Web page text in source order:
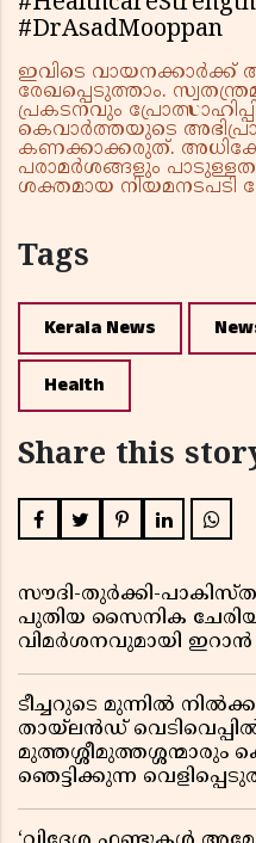
#DrAsadMooppan
ഇവിടെ വായനക്കാർക്ക്
രേഖപ്പെടുത്താം.
പ്രകടനവും
കെവാർത്തയുടെ
കണക്കാക്കരുത്.
പരാമർശങ്ങളും
ശക്തമായ നിയമനടപടി
Tags
Kerala News
Health
Share this
സൗദി-തുർക്കി-
പുതിയ സൈനിക
വിമർശനവുമായി ഇറാൻ
ടീച്ചറുടെ മുന്നിൽ
തായ്‌ലൻഡ്
മുത്തശ്ശീമുത്തശ്ശന്മാരും
ഞെട്ടിക്കുന്ന